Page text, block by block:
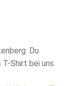
Du
Shirt bei uns